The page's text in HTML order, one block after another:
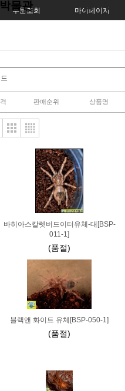
주문조회 마이페이지
물관
판매순위 상품명
바히아스칼렛버드이터유체-대[BSP-
011-1]
(품절)
블랙앤 화이트 유체[BSP-050-1]
(품절)